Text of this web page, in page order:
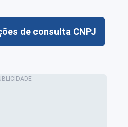
de consulta CNPJ